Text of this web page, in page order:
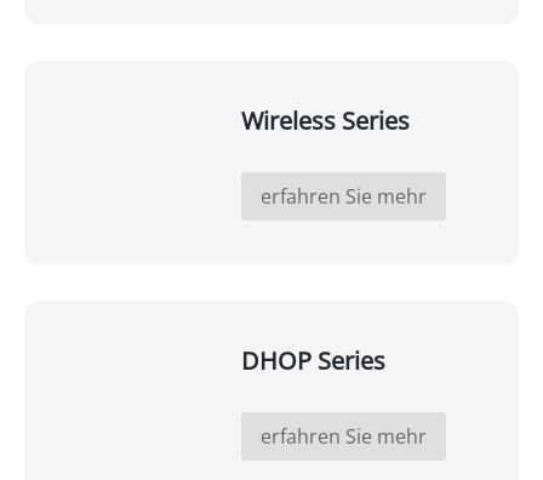
Wireless Series
erfahren Sie mehr
DHOP Series
erfahren Sie mehr